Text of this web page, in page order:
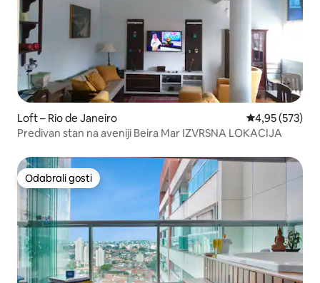
Loft – Rio de Janeiro Prosječna
4,95 (573)
Predivan stan na aveniji Beira Mar IZVRSNA LOKACIJA
Odabrali gosti
Odabrali gosti